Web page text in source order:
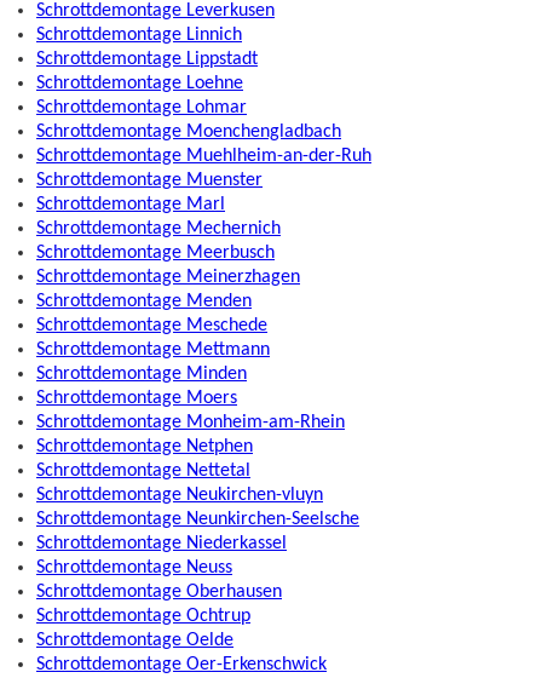
Schrottdemontage Leverkusen
Schrottdemontage Linnich
Schrottdemontage Lippstadt
Schrottdemontage Loehne
Schrottdemontage Lohmar
Schrottdemontage Moenchengladbach
Schrottdemontage Muehlheim-an-der-Ruh
Schrottdemontage Muenster
Schrottdemontage Marl
Schrottdemontage Mechernich
Schrottdemontage Meerbusch
Schrottdemontage Meinerzhagen
Schrottdemontage Menden
Schrottdemontage Meschede
Schrottdemontage Mettmann
Schrottdemontage Minden
Schrottdemontage Moers
Schrottdemontage Monheim-am-Rhein
Schrottdemontage Netphen
Schrottdemontage Nettetal
Schrottdemontage Neukirchen-vluyn
Schrottdemontage Neunkirchen-Seelsche
Schrottdemontage Niederkassel
Schrottdemontage Neuss
Schrottdemontage Oberhausen
Schrottdemontage Ochtrup
Schrottdemontage Oelde
Schrottdemontage Oer-Erkenschwick